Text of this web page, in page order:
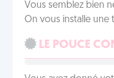
Vous semblez bien
On vous installe une
LE POUCE